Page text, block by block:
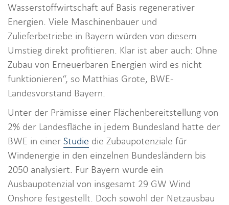
Wasserstoffwirtschaft auf Basis regenerativer
Energien. Viele Maschinenbauer und
Zulieferbetriebe in Bayern würden von diesem
Umstieg direkt profitieren. Klar ist aber auch: Ohne
Zubau von Erneuerbaren Energien wird es nicht
funktionieren“, so Matthias Grote, BWE-
Landesvorstand Bayern.
Unter der Prämisse einer Flächenbereitstellung von
2% der Landesfläche in jedem Bundesland hatte der
BWE in einer Studie die Zubaupotenziale für
Windenergie in den einzelnen Bundesländern bis
2050 analysiert. Für Bayern wurde ein
Ausbaupotenzial von insgesamt 29 GW Wind
Onshore festgestellt. Doch sowohl der Netzausbau